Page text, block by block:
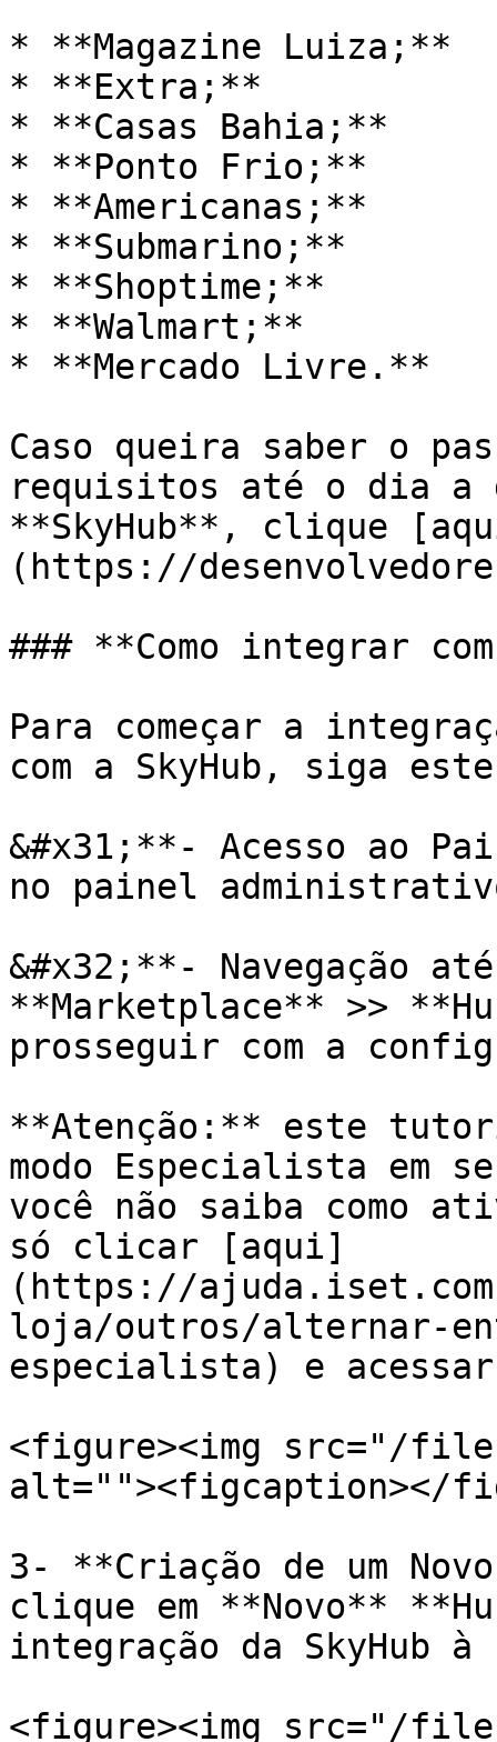
* **Magazine Luiza;**
* **Extra;**
* **Casas Bahia;**
* **Ponto Frio;**
* **Americanas;**
* **Submarino;**
* **Shoptime;**
* **Walmart;**
* **Mercado Livre.**
Caso queira saber o
requisitos até o dia a
**SkyHub**, clique
(https://
### **Como integrar
Para começar a
com a SkyHub, siga
&#x31;**- Acesso ao
no painel
&#x32;**- Navegação
**Marketplace** >>
prosseguir com a
**Atenção:** este
modo Especialista em
você não saiba como
só clicar [aqui]
(https://
loja/outros/alternar-
especialista) e
<figure><img src="/files/
alt=""><figcaption></
3- **Criação de um
clique em **Novo**
integração da SkyHub
<figure><img src="/files/